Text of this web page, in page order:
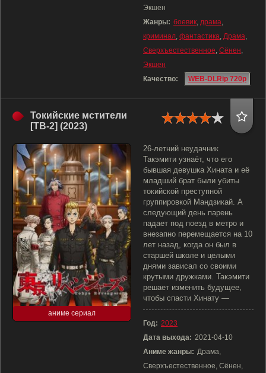
Экшен
Жанры: боевик, драма,
криминал, фантастика, Драма,
Сверхъестественное, Сёнен,
Экшен
Качество:
WEB-DLRip 720p
Токийские мстители
[ТВ-2] (2023)
аниме сериал
26-летний неудачник
Такэмити узнаёт, что его
бывшая девушка Хината и её
младший брат были убиты
токийской преступной
группировкой Мандзикай. А
следующий день парень
падает под поезд в метро и
внезапно перемещается на 10
лет назад, когда он был в
старшей школе и целыми
днями зависал со своими
крутыми дружками. Такэмити
решает изменить будущее,
чтобы спасти Хинату —
Год: 2023
Дата выхода: 2021-04-10
Аниме жанры: Драма,
Сверхъестественное, Сёнен,